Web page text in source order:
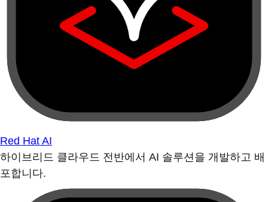
Red Hat AI
하이브리드 클라우드 전반에서 AI 솔루션을 개발하고 배
포합니다.